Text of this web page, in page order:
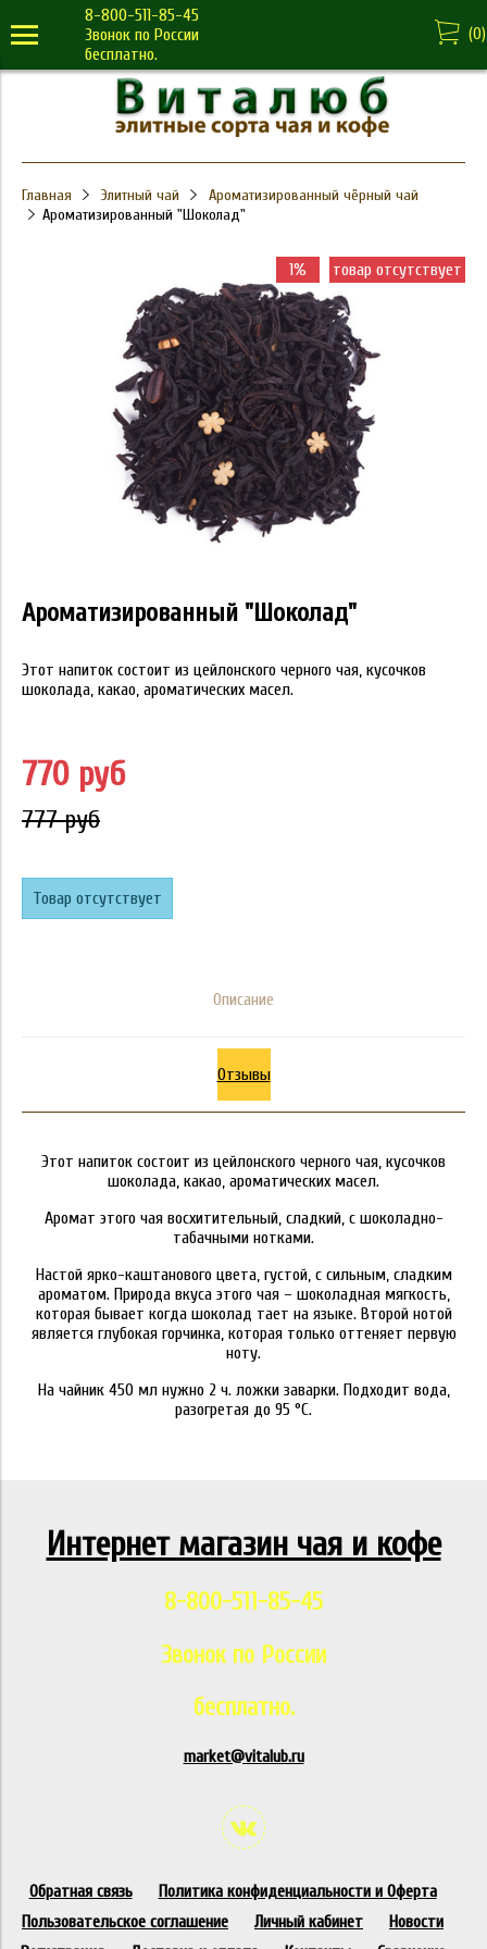
8-800-511-85-45
Звонок по России
бесплатно.
(0)
Главная Элитный чай
Ароматизированный чёрный чай
Ароматизированный "Шоколад"
1% товар отсутствует
Ароматизированный "Шоколад"
Этот напиток состоит из цейлонского черного чая, кусочков
шоколада, какао, ароматических масел.
770 руб
777 руб
Товар отсутствует
Описание
Отзывы
Этот напиток состоит из цейлонского черного чая, кусочков
шоколада, какао, ароматических масел.
Аромат этого чая восхитительный, сладкий, с шоколадно-
табачными нотками.
Настой ярко-каштанового цвета, густой, с сильным, сладким
ароматом. Природа вкуса этого чая – шоколадная мягкость,
которая бывает когда шоколад тает на языке. Второй нотой
является глубокая горчинка, которая только оттеняет первую
ноту.
На чайник 450 мл нужно 2 ч. ложки заварки. Подходит вода,
разогретая до 95 °C.
Интернет магазин чая и кофе
8-800-511-85-45
Звонок по России
бесплатно.
market@vitalub.ru
Обратная связь
Политика конфиденциальности и Оферта
Пользовательское соглашение
Личный кабинет
Новости